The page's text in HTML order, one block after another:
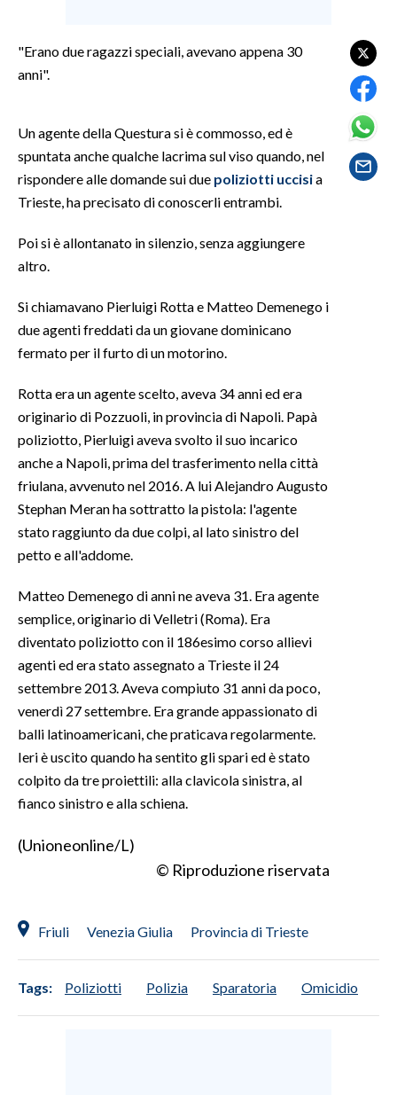
VOLLEY
ALTRI SPORT
CULTURA
SARDEGNA TURISMO
SARDI NEL MONDO
NOTIZIE
EVENTI
#CARAUNIONE
3 MINUTI CON
INFO AZIENDE
ABBONATI
ANNUNCI
NECROLOGI
PUBBLICITÀ
SPIAGGE
STORE
"Erano due ragazzi speciali, avevano appena 30
anni".
Un agente della Questura si è commosso, ed è
spuntata anche qualche lacrima sul viso quando, nel
rispondere alle domande sui due poliziotti uccisia
Trieste, ha precisato di conoscerli entrambi.
Poi si è allontanato in silenzio, senza aggiungere
altro.
Si chiamavano Pierluigi Rotta e Matteo Demenego i
due agenti freddati da un giovane dominicano
fermato per il furto di un motorino.
Rotta era un agente scelto, aveva 34 anni ed era
originario di Pozzuoli, in provincia di Napoli. Papà
poliziotto, Pierluigi aveva svolto il suo incarico
anche a Napoli, prima del trasferimento nella città
friulana, avvenuto nel 2016. A lui Alejandro Augusto
Stephan Meran ha sottratto la pistola: l'agente
stato raggiunto da due colpi, al lato sinistro del
petto e all'addome.
Matteo Demenego di anni ne aveva 31. Era agente
semplice, originario di Velletri (Roma). Era
diventato poliziotto con il 186esimo corso allievi
agenti ed era stato assegnato a Trieste il 24
settembre 2013. Aveva compiuto 31 anni da poco,
venerdì 27 settembre. Era grande appassionato di
balli latinoamericani, che praticava regolarmente.
Ieri è uscito quando ha sentito gli spari ed è stato
colpito da tre proiettili: alla clavicola sinistra, al
fianco sinistro e alla schiena.
(Unioneonline/L)
© Riproduzione riservata
Friuli Venezia Giulia Provincia di Trieste
Tags: Poliziotti Polizia Sparatoria Omicidio